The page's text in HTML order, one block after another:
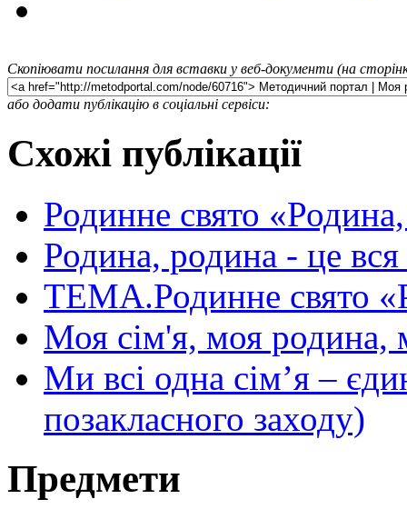
Скопіювати посилання для вставки у веб-документи (на
або додати публікацію в соціальні сервіси:
Схожі публікації
Родинне свято
Родина, родина - це вся
ТЕМА.Родинне свято
Моя сім'я, моя родина,
Ми всі одна сім’я –
позакласного заходу)
Предмети